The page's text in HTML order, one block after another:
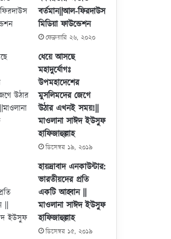
বর্তমান||আল-ফিরদাউস
মিডিয়া ফাউন্ডেশন
ফেব্রুয়ারি ২৬, ২০২০
ধেয়ে আসছে
মহাদুর্যোগঃ
উপমহাদেশের
মুসলিমদের জেগে
উঠার এখনই সময়!||
মাওলানা সাঈদ ইউসুফ
হাফিজাহুল্লাহ
ডিসেম্বর ১৯, ২০১৯
হায়দ্রাবাদ এনকাউন্টার:
ভারতীয়দের প্রতি
একটি আহ্বান ||
মাওলানা সাঈদ ইউসুফ
হাফিজাহুল্লাহ
ডিসেম্বর ১৫, ২০১৯